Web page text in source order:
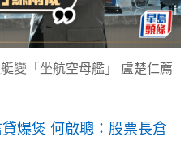
變「坐航空母艦」 盧楚仁薦
爆煲 何啟聰：股票長倉